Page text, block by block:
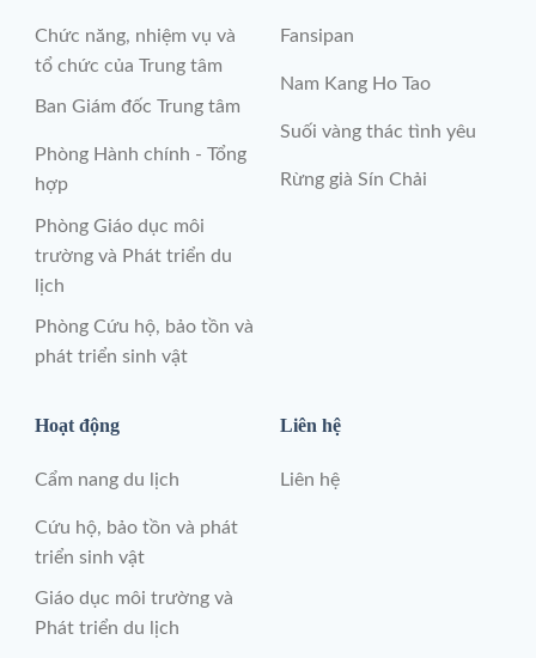
Chức năng, nhiệm vụ và
tổ chức của Trung tâm
Ban Giám đốc Trung tâm
Phòng Hành chính - Tổng
hợp
Phòng Giáo dục môi
trường và Phát triển du
lịch
Phòng Cứu hộ, bảo tồn và
phát triển sinh vật
Fansipan
Nam Kang Ho Tao
Suối vàng thác tình yêu
Rừng già Sín Chải
Hoạt động
Cẩm nang du lịch
Cứu hộ, bảo tồn và phát
triển sinh vật
Giáo dục môi trường và
Phát triển du lịch
Liên hệ
Liên hệ